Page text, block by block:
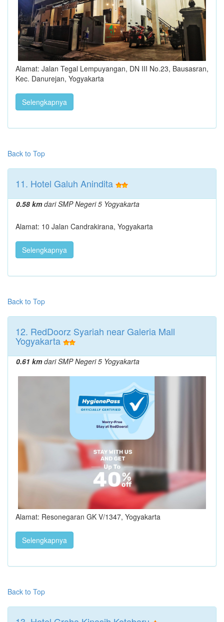
Alamat: Jalan Tegal Lempuyangan, DN III No.23, Bausasran,
Kec. Danurejan, Yogyakarta
Selengkapnya
Back to Top
11. Hotel Galuh Anindita
0.58 kmdari SMP Negeri 5 Yogyakarta
Alamat: 10 Jalan Candrakirana, Yogyakarta
Selengkapnya
Back to Top
12. RedDoorz Syariah near Galeria Mall
Yogyakarta
0.61 kmdari SMP Negeri 5 Yogyakarta
Alamat: Resonegaran GK V/1347, Yogyakarta
Selengkapnya
Back to Top